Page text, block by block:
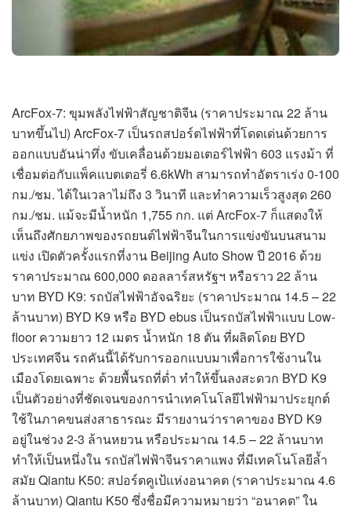
ArcFox-7: ขุมพลังไฟฟ้าสัญชาติจีน (ราคาประมาณ 22 ล้าน
บาทขึ้นไป) ArcFox-7 เป็นรถสปอร์ตไฟฟ้าที่โดดเด่นด้วยการ
ออกแบบอันน่าทึ่ง ขับเคลื่อนด้วยมอเตอร์ไฟฟ้า 603 แรงม้า ที่
เชื่อมต่อกับแพ็คแบตเตอรี่ 6.6kWh สามารถทำอัตราเร่ง 0-100
กม./ชม. ได้ในเวลาไม่ถึง 3 วินาที และทำความเร็วสูงสุด 260
กม./ชม. แม้จะมีน้ำหนัก 1,755 กก. แต่ ArcFox-7 ก็แสดงให้
เห็นถึงศักยภาพของรถยนต์ไฟฟ้าจีนในการแข่งขันบนสนาม
แข่ง เปิดตัวครั้งแรกที่งาน Beijing Auto Show ปี 2016 ด้วย
ราคาประมาณ 600,000 ดอลลาร์สหรัฐฯ หรือราว 22 ล้าน
บาท BYD K9: รถบัสไฟฟ้าอัจฉริยะ (ราคาประมาณ 14.5 – 22
ล้านบาท) BYD K9 หรือ BYD ebus เป็นรถบัสไฟฟ้าแบบ Low-
floor ความยาว 12 เมตร น้ำหนัก 18 ตัน ที่ผลิตโดย BYD
ประเทศจีน รถคันนี้ได้รับการออกแบบมาเพื่อการใช้งานใน
เมืองโดยเฉพาะ ด้วยพื้นรถที่ต่ำ ทำให้ขึ้นลงสะดวก BYD K9
เป็นตัวอย่างที่ชัดเจนของการนำเทคโนโลยีไฟฟ้ามาประยุกต์
ใช้ในภาคขนส่งสาธารณะ มีรายงานว่าราคาของ BYD K9
อยู่ในช่วง 2-3 ล้านหยวน หรือประมาณ 14.5 – 22 ล้านบาท
ทำให้เป็นหนึ่งใน รถบัสไฟฟ้าจีนราคาแพง ที่มีเทคโนโลยีล้ำ
สมัย Qiantu K50: สปอร์ตคูเป้แห่งอนาคต (ราคาประมาณ 4.6
ล้านบาท) Qiantu K50 ซึ่งชื่อมีความหมายว่า “อนาคต” ใน